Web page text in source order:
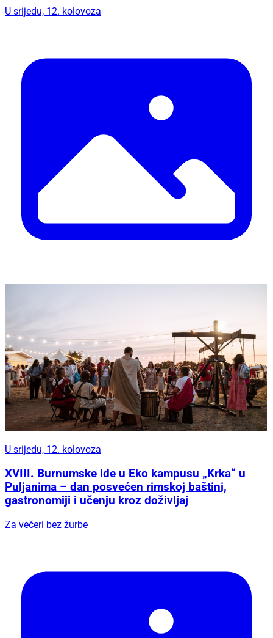
U srijedu, 12. kolovoza
U srijedu, 12. kolovoza
XVIII. Burnumske ide u Eko kampusu „Krka“ u
Puljanima – dan posvećen rimskoj baštini,
gastronomiji i učenju kroz doživljaj
Za večeri bez žurbe